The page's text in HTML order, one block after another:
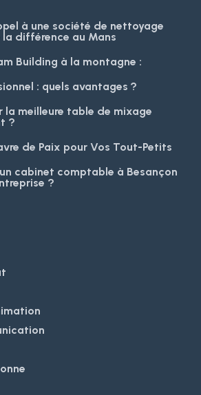
à une société de nettoyage
différence au Mans
Building à la montagne :
: quels avantages ?
la meilleure table de mixage
?
de Paix pour Vos Tout-Petits
cabinet comptable à Besançon
?